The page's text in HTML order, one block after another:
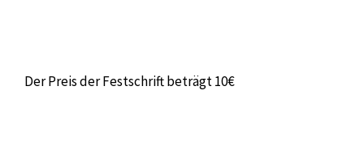
Der Preis der Festschrift beträgt 10€